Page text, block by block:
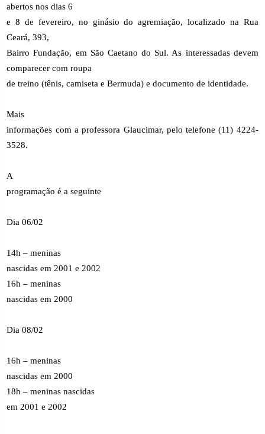
abertos nos dias 6
e 8 de fevereiro, no ginásio do agremiação, localizado na Rua
Ceará, 393,
Bairro Fundação, em São Caetano do Sul. As interessadas devem
comparecer com roupa
de treino (tênis, camiseta e Bermuda) e documento de identidade.
Mais
informações com a professora Glaucimar, pelo telefone (11) 4224-
3528.
A
programação é a seguinte
Dia 06/02
14h – meninas
nascidas em 2001 e 2002
16h – meninas
nascidas em 2000
Dia 08/02
16h – meninas
nascidas em 2000
18h – meninas nascidas
em 2001 e 2002